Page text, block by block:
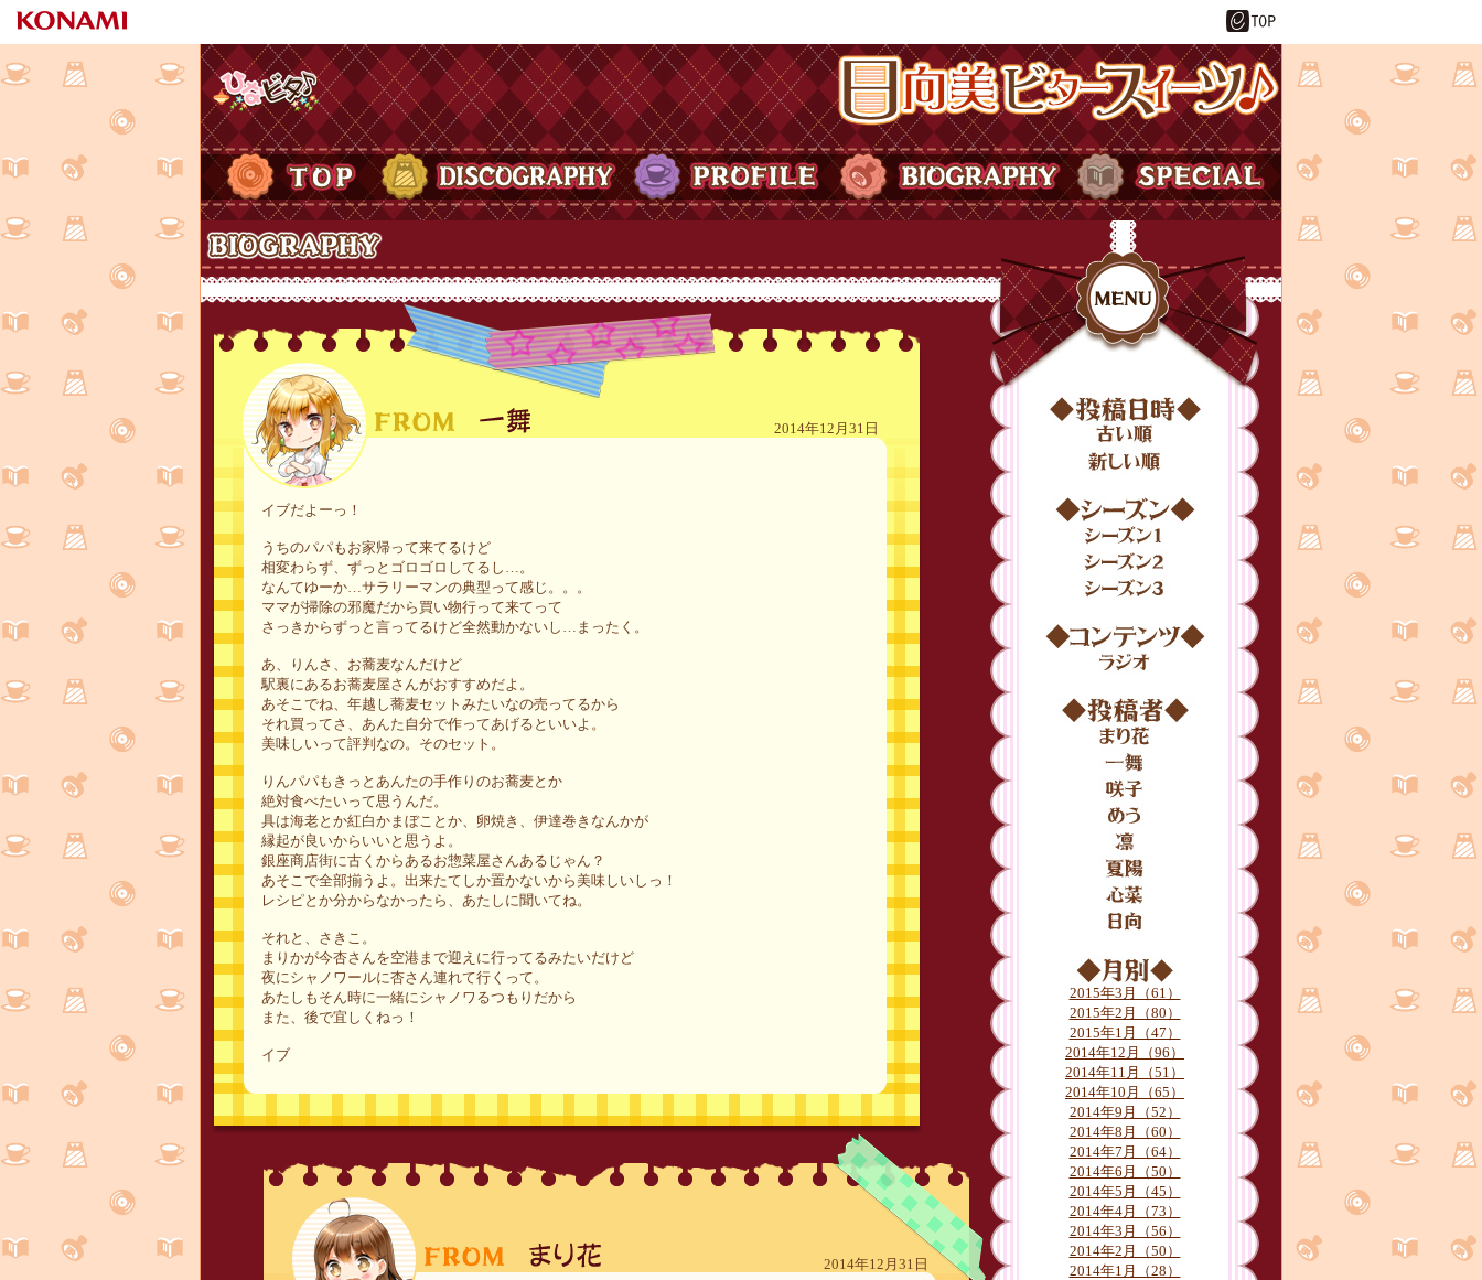
日向美ビタースイーツ♪
ひなビタ♪
TOP DISCOGRAPHY SPECIAL
Biography
MENU
投稿日時
シーズン
シーズン1
シーズン2
コンテンツ
月別2015年3月（61）
2015年2月（80）
2015年1月（47）
2014年12月（96）
2014年11月（51）
2014年10月（65）
2014年9月（52）
2014年8月（60）
2014年7月（64）
2014年6月（50）
2014年5月（45）
2014年4月（73）
2014年3月（56）
2014年2月（50）
2014年1月（28）
2014年12月31日
イブだよーっ！
うちのパパもお家帰って来てるけど
相変わらず、ずっとゴロゴロしてるし…。
なんてゆーか…サラリーマンの典型って感じ。。。
ママが掃除の邪魔だから買い物行って来てって
さっきからずっと言ってるけど全然動かないし…まったく。
あ、りんさ、お蕎麦なんだけど
駅裏にあるお蕎麦屋さんがおすすめだよ。
あそこでね、年越し蕎麦セットみたいなの売ってるから
それ買ってさ、あんた自分で作ってあげるといいよ。
美味しいって評判なの。そのセット。
りんパパもきっとあんたの手作りのお蕎麦とか
絶対食べたいって思うんだ。
具は海老とか紅白かまぼことか、卵焼き、伊達巻きなんかが
縁起が良いからいいと思うよ。
銀座商店街に古くからあるお惣菜屋さんあるじゃん？
あそこで全部揃うよ。出来たてしか置かないから美味しいしっ！
レシピとか分からなかったら、あたしに聞いてね。
それと、さきこ。
まりかが今杏さんを空港まで迎えに行ってるみたいだけど
夜にシャノワールに杏さん連れて行くって。
あたしもそん時に一緒にシャノワるつもりだから
また、後で宜しくねっ！
イブ
2014年12月31日